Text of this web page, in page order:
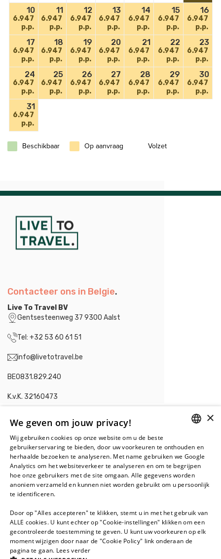
10
6.947
p.p.
11
6.947
p.p.
12
6.947
p.p.
13
6.947
p.p.
14
6.947
p.p.
15
6.947
p.p.
16
6.947
p.p.
17
6.947
p.p.
18
6.947
p.p.
19
6.947
p.p.
20
6.947
p.p.
21
6.947
p.p.
22
6.947
p.p.
23
6.947
p.p.
24
6.947
p.p.
25
6.947
p.p.
26
6.947
p.p.
27
6.947
p.p.
28
6.947
p.p.
29
6.947
p.p.
30
6.947
p.p.
31
6.947
p.p.
Beschikbaar Op aanvraag Volzet
Contacteer ons in Belgie.
Live To Travel BV
Gentsesteenweg 37 9300 Aalst
Tel: +32 53 60 61 51
info@livetotravel.be
BE0831.829.240
K.v.K. 32160473
Contacteer ons in
Nederland.
Live To Travel BV
Juan Grisstraat 120-122
1328 SV Almere
+31 36 5488 277
info@livetotravel.nl
DUTCH
FRENCH
×
We geven om jouw privacy!
Wij gebruiken cookies op onze website om u de beste
gebruikerservaring te bieden, door uw voorkeuren te onthouden en
herhaalde bezoeken te analyseren. Met name gebruiken we Google
Analytics om het websiteverkeer te analyseren en om te begrijpen
hoe onze gebruikers met de site omgaan. Alle gegevens worden
anoniem verzameld en kunnen niet worden gebruikt om u persoonlijk
te identificeren.
Door op "Alles accepteren" te klikken, stemt u in met het gebruik van
ALLE cookies. U kunt echter op "Cookie-instellingen" klikken om een
gecontroleerde toestemming te geven. U kunt uw voorkeuren op elk
moment wijzigen door naar de "Cookie Policy" link onderaan de
pagina te gaan. Lees verder